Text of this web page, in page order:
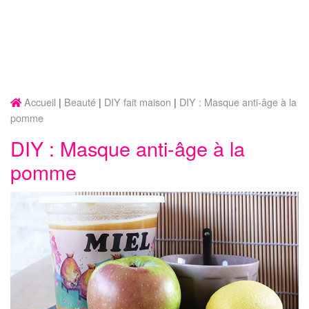
Accueil Beauté DIY fait maison
DIY : Masque anti-âge à la
pomme
DIY : Masque anti-âge à la
pomme